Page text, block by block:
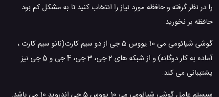
را در نظر گرفته و حافظه مورد نیاز را انتخاب کنید تا به مشکل کم بود
حافظه بر نخورید.
گوشی شیائومی می 10 یووس 5 جی از دو سیم کارت(نانو سیم کارت ،
آماده به کار دوگانه) و از شبکه های 2 جی، 3 جی، 4 جی و 5 جی نیز
پشتیبانی می کند.